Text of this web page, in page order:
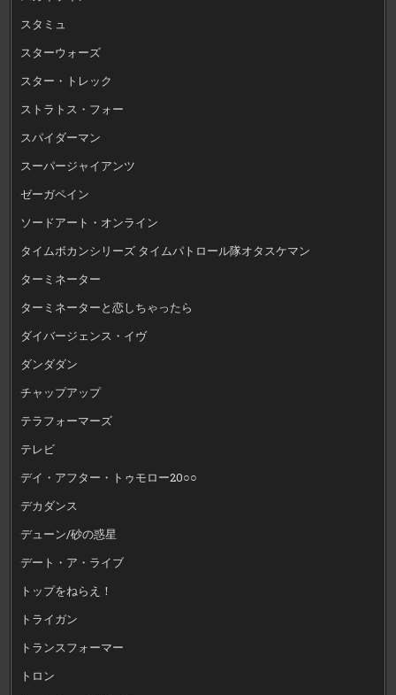
スタミュ
スターウォーズ
スター・トレック
ストラトス・フォー
スパイダーマン
スーパージャイアンツ
ゼーガペイン
ソードアート・オンライン
タイムボカンシリーズ タイムパトロール隊オタスケマン
ターミネーター
ターミネーターと恋しちゃったら
ダイバージェンス・イヴ
ダンダダン
チャップアップ
テラフォーマーズ
テレビ
デイ・アフター・トゥモロー20○○
デカダンス
デューン/砂の惑星
デート・ア・ライブ
トップをねらえ！
トライガン
トランスフォーマー
トロン